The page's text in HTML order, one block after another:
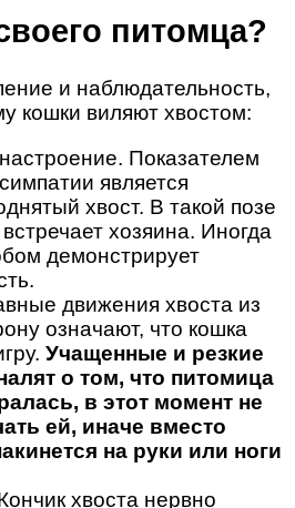
питомца?
и наблюдательность,
кошки виляют хвостом:
Показателем
является
хвост. В такой позе
хозяина. Иногда
демонстрирует
движения хвоста из
означают, что кошка
Учащенные и резкие
о том, что питомица
в этот момент не
ей, иначе вместо
на руки или ноги
хвоста нервно